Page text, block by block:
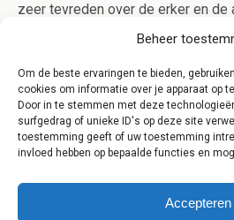
Beheer
Om de beste ervaringen te bieden,
cookies om informatie over je apparaat op
Door in te stemmen met deze
surfgedrag of unieke ID's op deze site
toestemming geeft of uw toestemming
invloed hebben op bepaalde functies en
Accepteren
zeer tevreden over de erker en de
[/one_third_last] [clear] [content-
Veldhoven die in bezit zijn van het
manier bent u verzekerd van
werk![/content-highlight]